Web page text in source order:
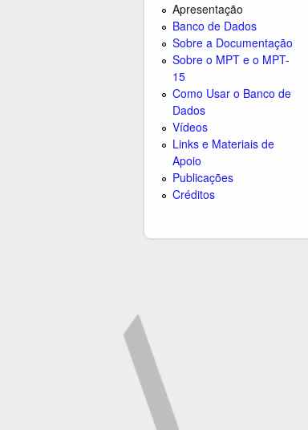
Apresentação
Banco de Dados
Sobre a Documentação
Sobre o MPT e o MPT-
15
Como Usar o Banco de
Dados
Vídeos
Links e Materiais de
Apoio
Publicações
Créditos